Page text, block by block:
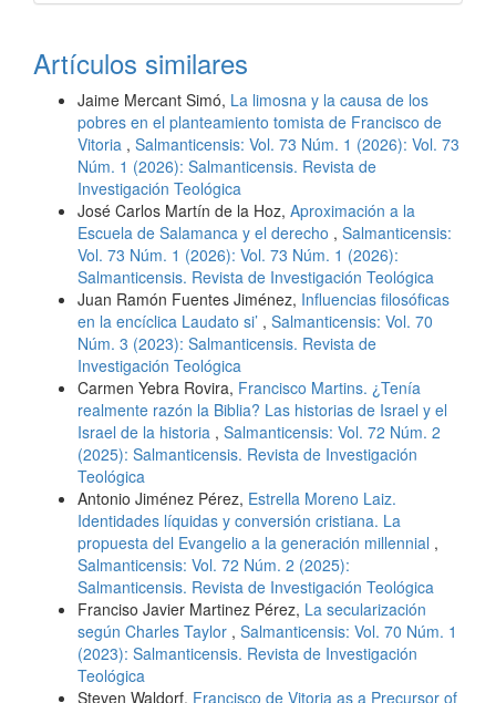
Artículos similares
Jaime Mercant Simó, La limosna y la causa de los
pobres en el planteamiento tomista de Francisco de
Vitoria , Salmanticensis: Vol. 73 Núm. 1 (2026): Vol. 73
Núm. 1 (2026): Salmanticensis. Revista de
Investigación Teológica
José Carlos Martín de la Hoz, Aproximación a la
Escuela de Salamanca y el derecho , Salmanticensis:
Vol. 73 Núm. 1 (2026): Vol. 73 Núm. 1 (2026):
Salmanticensis. Revista de Investigación Teológica
Juan Ramón Fuentes Jiménez, Influencias filosóficas
en la encíclica Laudato si’ , Salmanticensis: Vol. 70
Núm. 3 (2023): Salmanticensis. Revista de
Investigación Teológica
Carmen Yebra Rovira, Francisco Martins. ¿Tenía
realmente razón la Biblia? Las historias de Israel y el
Israel de la historia , Salmanticensis: Vol. 72 Núm. 2
(2025): Salmanticensis. Revista de Investigación
Teológica
Antonio Jiménez Pérez, Estrella Moreno Laiz.
Identidades líquidas y conversión cristiana. La
propuesta del Evangelio a la generación millennial ,
Salmanticensis: Vol. 72 Núm. 2 (2025):
Salmanticensis. Revista de Investigación Teológica
Franciso Javier Martinez Pérez, La secularización
según Charles Taylor , Salmanticensis: Vol. 70 Núm. 1
(2023): Salmanticensis. Revista de Investigación
Teológica
Steven Waldorf, Francisco de Vitoria as a Precursor of